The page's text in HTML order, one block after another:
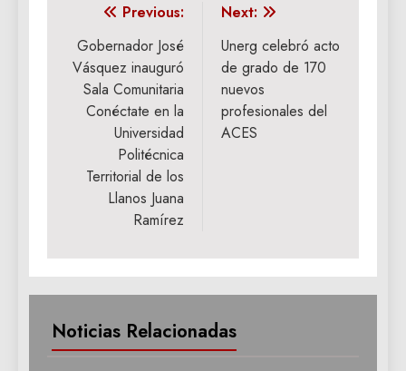
Navegación
de
entradas
Previous:
Gobernador José
Vásquez inauguró
Sala Comunitaria
Conéctate en la
Universidad
Politécnica
Territorial de los
Llanos Juana
Ramírez
Next:
Unerg celebró acto
de grado de 170
nuevos
profesionales del
ACES
Noticias Relacionadas